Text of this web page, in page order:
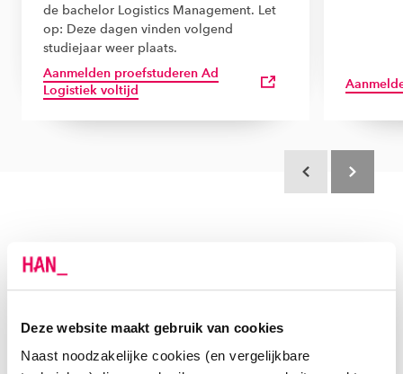
Deze website maakt gebruik van cookies
Naast noodzakelijke cookies (en vergelijkbare
de bachelor Logistics Management. Let
op: Deze dagen vinden volgend
studiejaar weer plaats.
Aanmelden proefstuderen Ad
Logistiek voltijd